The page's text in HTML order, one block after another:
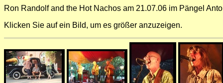
Ron Randolf and the Hot Nachos am 21.07.06 im Pängel
Klicken Sie auf ein Bild, um es größer anzuzeigen.